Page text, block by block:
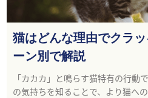
猫はどんな理由でクラ
ーン別で解説
「カカカ」と鳴らす猫特有の行動
の気持ちを知ることで、より猫へ